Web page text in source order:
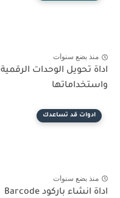
منذ بضع سنوات
اداة تحويل الوحدات الرقمية
واستخداماتها
ادوات قد تساعدك
منذ بضع سنوات
اداة انشاء باركود Barcode